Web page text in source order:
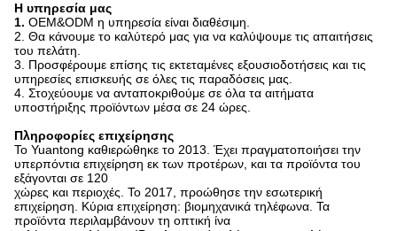
Η υπηρεσία μας
1. OEM&ODM η υπηρεσία είναι διαθέσιμη.
2. Θα κάνουμε το καλύτερό μας για να καλύψουμε τις απαιτήσεις
του πελάτη.
3. Προσφέρουμε επίσης τις εκτεταμένες εξουσιοδοτήσεις και τις
υπηρεσίες επισκευής σε όλες τις παραδόσεις μας.
4. Στοχεύουμε να ανταποκριθούμε σε όλα τα αιτήματα
υποστήριξης προϊόντων μέσα σε 24 ώρες.
Πληροφορίες επιχείρησης
Το Yuantong καθιερώθηκε το 2013. Έχει πραγματοποιήσει την
υπερπόντια επιχείρηση εκ των προτέρων, και τα προϊόντα του
εξάγονται σε 120
χώρες και περιοχές. Το 2017, προώθησε την εσωτερική
επιχείρηση. Κύρια επιχείρηση: βιομηχανικά τηλέφωνα. Τα
προϊόντα περιλαμβάνουν τη οπτική ίνα